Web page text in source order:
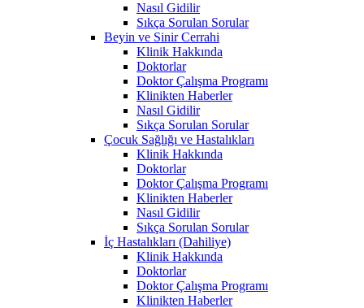
Nasıl Gidilir
Sıkça Sorulan Sorular
Beyin ve Sinir Cerrahi
Klinik Hakkında
Doktorlar
Doktor Çalışma Programı
Klinikten Haberler
Nasıl Gidilir
Sıkça Sorulan Sorular
Çocuk Sağlığı ve Hastalıkları
Klinik Hakkında
Doktorlar
Doktor Çalışma Programı
Klinikten Haberler
Nasıl Gidilir
Sıkça Sorulan Sorular
İç Hastalıkları (Dahiliye)
Klinik Hakkında
Doktorlar
Doktor Çalışma Programı
Klinikten Haberler